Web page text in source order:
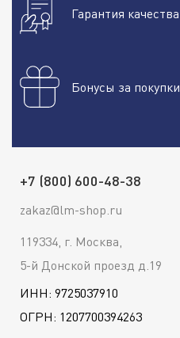
Гарантия качества
Бонусы за покупки
+7 (800) 600-48-38
zakaz@lm-shop.ru
119334, г. Москва,
5-й Донской проезд д.19
ИНН: 9725037910
ОГРН: 1207700394263